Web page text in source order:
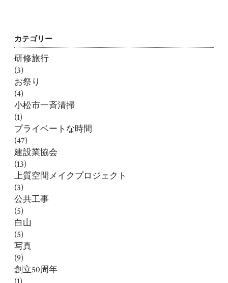
カテゴリー
研修旅行
(3)
お祭り
(4)
小松市一斉清掃
(1)
プライベートな時間
(47)
建設業協会
(13)
上質空間メイクプロジェクト
(3)
公共工事
(5)
白山
(5)
写真
(9)
創立50周年